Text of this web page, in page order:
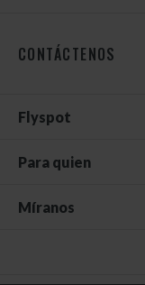
CONTÁCTENOS
Flyspot
Para quien
Míranos